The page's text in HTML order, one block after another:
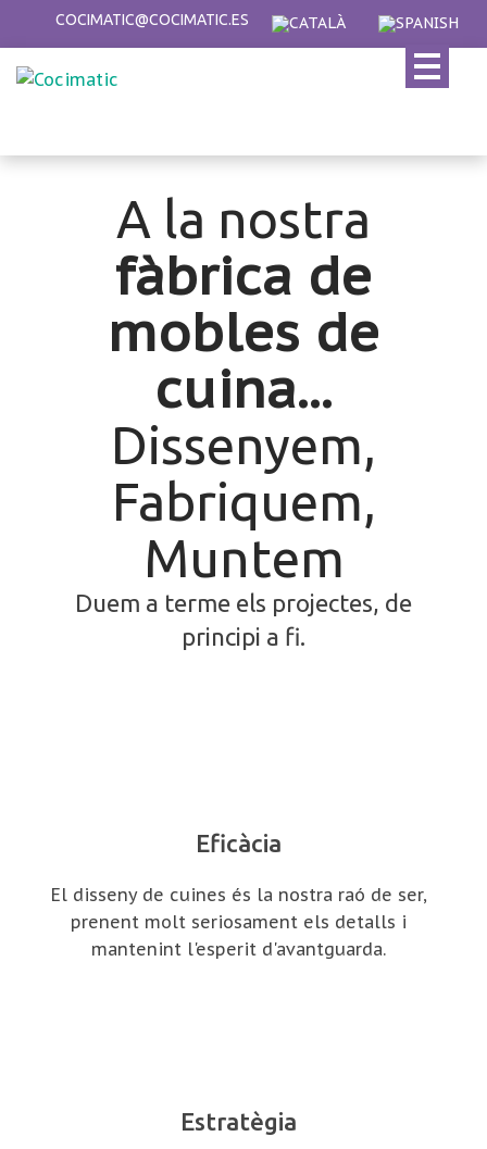
content
COCIMATIC@COCIMATIC.ES
A la nostra
fàbrica de
mobles de
cuina...
Dissenyem,
Fabriquem,
Muntem
Duem a terme els projectes, de
principi a fi.
Eficàcia
El disseny de cuines és la nostra raó de ser,
prenent molt seriosament els detalls i
mantenint l'esperit d'avantguarda.
Estratègia